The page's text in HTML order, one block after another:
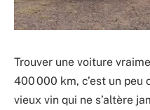
Trouver une voiture
400 000 km, c’est un
vieux vin qui ne s’altère